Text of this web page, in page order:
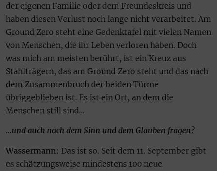
der eigenen Familie oder dem Freundeskreis und
haben diesen Verlust noch lange nicht verarbeitet. Am
Ground Zero steht eine Gedenktafel mit vielen Namen
von Menschen, die ihr Leben verloren haben. Doch
was mich am meisten berührt, ist ein Kreuz aus
Stahlträgern, das am Ground Zero steht und das nach
dem Zusammenbruch der beiden Türme
übriggeblieben ist. Es ist ein Ort, an dem die
Menschen still sind…
…und auch nach dem Sinn und dem Glauben fragen?
Wassermann : Das ist so. Seit dem 11. September gibt
es schätzungsweise mindestens 100 neue